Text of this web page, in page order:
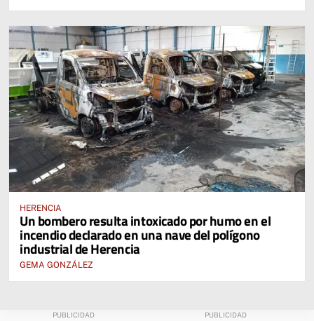
HERENCIA
Un bombero resulta intoxicado por humo en el
incendio declarado en una nave del polígono
industrial de Herencia
GEMA GONZÁLEZ